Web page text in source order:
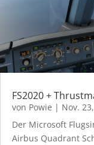
FS2020 +
von Powie | Nov.
Der Microsoft
Airbus Quadrant